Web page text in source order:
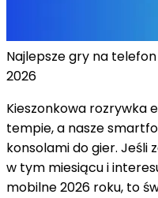
Najlepsze gry na
2026
Kieszonkowa rozrywka
tempie, a nasze
konsolami do gier. Jeśli
w tym miesiącu i
mobilne 2026 roku, to